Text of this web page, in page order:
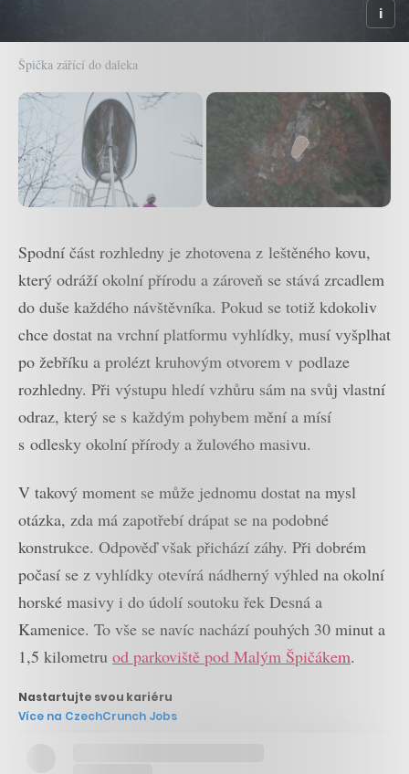
Špička zářící do daleka
Spodní část rozhledny je zhotovena z leštěného kovu,
který odráží okolní přírodu a zároveň se stává zrcadlem
do duše každého návštěvníka. Pokud se totiž kdokoliv
chce dostat na vrchní platformu vyhlídky, musí vyšplhat
po žebříku a prolézt kruhovým otvorem v podlaze
rozhledny. Při výstupu hledí vzhůru sám na svůj vlastní
odraz, který se s každým pohybem mění a mísí
s odlesky okolní přírody a žulového masivu.
V takový moment se může jednomu dostat na mysl
otázka, zda má zapotřebí drápat se na podobné
konstrukce. Odpověď však přichází záhy. Při dobrém
počasí se z vyhlídky otevírá nádherný výhled na okolní
horské masivy i do údolí soutoku řek Desná a
Kamenice. To vše se navíc nachází pouhých 30 minut a
1,5 kilometru od parkoviště pod Malým Špičákem.
Nastartujte svou kariéru
Více na CzechCrunch Jobs